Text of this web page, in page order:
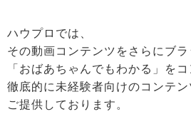
ハウプロでは、
その動画コンテンツをさらにブラ
「おばあちゃんでもわかる」をコ
徹底的に未経験者向けのコンテ
ご提供しております。